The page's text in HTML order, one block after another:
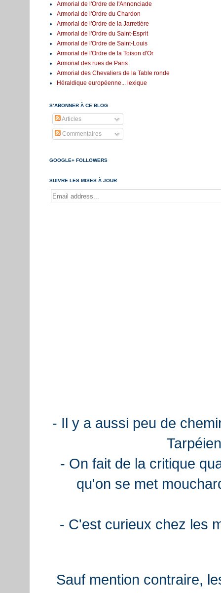
Armorial de l'Ordre de l'Annonciade
Armorial de l'Ordre du Chardon
Armorial de l'Ordre de la Jarretière
Armorial de l'Ordre du Saint-Esprit
Armorial de l'Ordre de Saint-Louis
Armorial de l'Ordre de la Toison d'Or
Armorial des rues de Paris
Armorial des Chevaliers de la Table ronde
Héraldique européenne... lexique
S’ABONNER À CE BLOG
Articles
Commentaires
GOOGLE+ FOLLOWERS
SUIVRE LES MISES À JOUR
- Il y a aussi peu de
- On fait de la critique
qu'on se met
- C'est curieux chez les
Sauf mention contraire,